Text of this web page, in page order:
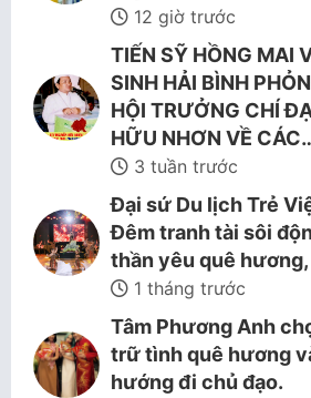
12 giờ trước
TIẾN SỸ HỒNG MAI
SINH HẢI BÌNH
HỘI TRƯỞNG CHÍ
HỮU NHƠN VỀ
3 tuần trước
Đại sứ Du lịch Trẻ
Đêm tranh tài sôi
thần yêu quê
1 tháng trước
Tâm Phương Anh
trữ tình quê hương
hướng đi chủ đạo.